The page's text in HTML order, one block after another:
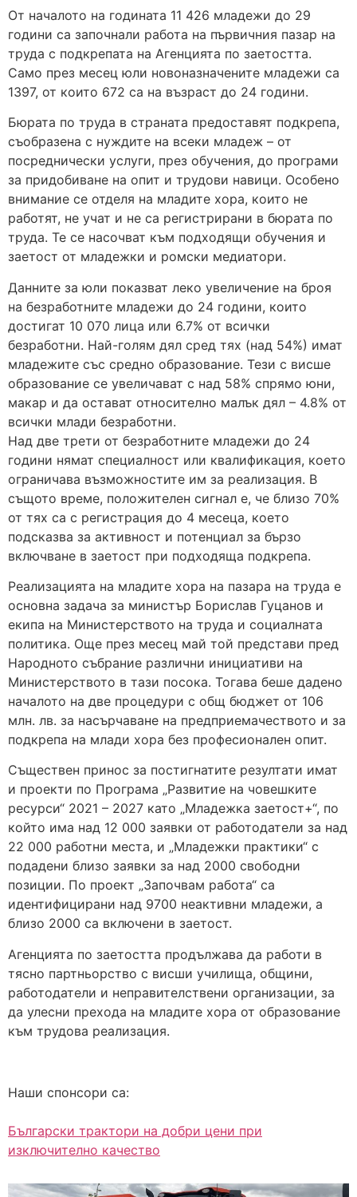
От началото на годината 11 426 младeжи до 29
години са започнали работа на първичния пазар на
труда с подкрепата на Агенцията по заетостта.
Само през месец юли новоназначените младежи са
1397, от които 672 са на възраст до 24 години.
Бюрата по труда в страната предоставят подкрепа,
съобразена с нуждите на всеки младеж – от
посреднически услуги, през обучения, до програми
за придобиване на опит и трудови навици. Особено
внимание се отделя на младите хора, които не
работят, не учат и не са регистрирани в бюратa по
труда. Те се насочват към подходящи обучения и
заетост от младежки и ромски медиатори.
Данните за юли показват леко увеличение на броя
на безработните младежи до 24 години, които
достигат 10 070 лица или 6.7% от всички
безработни. Най-голям дял сред тях (над 54%) имат
младежите със средно образование. Тези с висше
образование се увеличават с над 58% спрямо юни,
макар и да остават относително малък дял – 4.8% от
всички млади безработни.
Над две трети от безработните младежи до 24
години нямат специалност или квалификация, което
ограничава възможностите им за реализация. В
същото време, положителен сигнал е, че близо 70%
от тях са с регистрация до 4 месеца, което
подсказва за активност и потенциал за бързо
включване в заетост при подходяща подкрепа.
Реализацията на младите хора на пазара на труда е
основна задача за министър Борислав Гуцанов и
екипа на Министерството на труда и социалната
политика. Още през месец май той представи пред
Народното събрание различни инициативи на
Министерството в тази посока. Тогава беше дадено
началото на две процедури с общ бюджет от 106
млн. лв. за насърчаване на предприемачеството и за
подкрепа на млади хора без професионален опит.
Съществен принос за постигнатите резултати имат
и проекти по Програма „Развитие на човешките
ресурси“ 2021 – 2027 като „Младежка заетост+“, по
който има над 12 000 заявки от работодатели за над
22 000 работни места, и „Младежки практики“ с
подадени близо заявки за над 2000 свободни
позиции. По проект „Започвам работа“ са
идентифицирани над 9700 неактивни младежи, а
близо 2000 са включени в заетост.
Агенцията по заетостта продължава да работи в
тясно партньорство с висши училища, общини,
работодатели и неправителствени организации, за
да улесни прехода на младите хора от образование
към трудова реализация.
Наши спонсори са:
Български трактори на добри цени при
изключително качество